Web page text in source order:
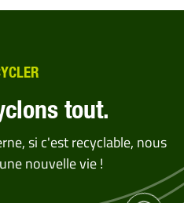
tout.
si c'est recyclable, nous
nouvelle vie !